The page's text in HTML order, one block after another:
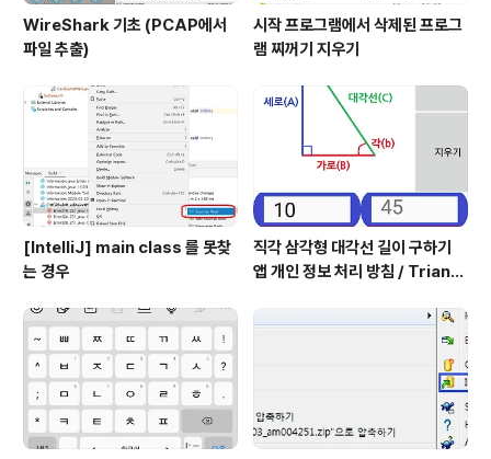
WireShark 기초 (PCAP에서
파일 추출)
시작 프로그램에서 삭제된 프로그
램 찌꺼기 지우기
[IntelliJ] main class 를 못찾
는 경우
직각 삼각형 대각선 길이 구하기
앱 개인 정보 처리 방침 / Triangl
cy